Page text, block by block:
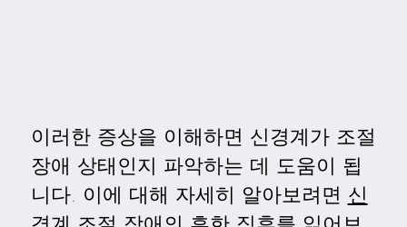
이러한 증상을 이해하면 신경계가 조절
장애 상태인지 파악하는 데 도움이 됩
니다. 이에 대해 자세히 알아보려면 신